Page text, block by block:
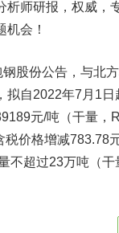
师研报，权威，
机会！
钢股份公告，与北
拟自2022年7月1
元/吨（干量，
税价格增减783.78
不超过23万吨（干